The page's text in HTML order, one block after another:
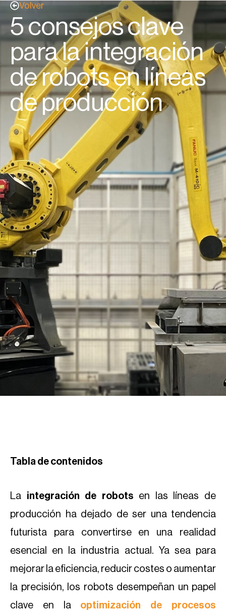
Volver
5 consejos clave
para la integración
de robots en líneas
de producción
Tabla de contenidos
La integración de robots en las líneas de
producción ha dejado de ser una tendencia
futurista para convertirse en una realidad
esencial en la industria actual. Ya sea para
mejorar la eficiencia, reducir costes o aumentar
la precisión, los robots desempeñan un papel
clave en la optimización de procesos